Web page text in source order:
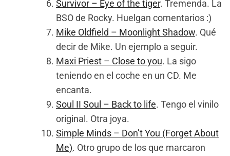
Survivor – Eye of the tiger. Tremenda. La
BSO de Rocky. Huelgan comentarios :)
Mike Oldfield – Moonlight Shadow. Qué
decir de Mike. Un ejemplo a seguir.
Maxi Priest – Close to you. La sigo
teniendo en el coche en un CD. Me
encanta.
Soul II Soul – Back to life. Tengo el vinilo
original. Otra joya.
Simple Minds – Don’t You (Forget About
Me). Otro grupo de los que marcaron